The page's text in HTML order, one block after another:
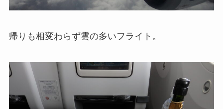
帰りも相変わらず雲の多いフライト。